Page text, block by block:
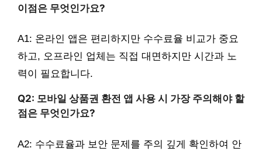
이점은 무엇인가요?
A1: 온라인 앱은 편리하지만 수수료율 비교가 중요
하고, 오프라인 업체는 직접 대면하지만 시간과 노
력이 필요합니다.
Q2: 모바일 상품권 환전 앱 사용 시 가장 주의해야 할
점은 무엇인가요?
A2: 수수료율과 보안 문제를 주의 깊게 확인하여 안